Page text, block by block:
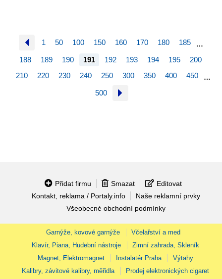
1 50 100 150 160 170 180 185 …
188 189 190 191 192 193 194 195
200
210
220 230 240 250 300 350 400 450 …
500
Přidat firmu Smazat
Editovat
Kontakt, reklama / Portaly.info
Naše reklamní prvky
Všeobecné obchodní podmínky
Garnýže, kovové garnýže
Včelařství a med
Klavír, Piana, Hudební nástroje
Zimní zahrada, Skleník
Magnet, Elektromagnet
Instalatér Praha
Výtahy
Kalibry, závitové kalibry, měřidla
Prodej elektronických cigaret